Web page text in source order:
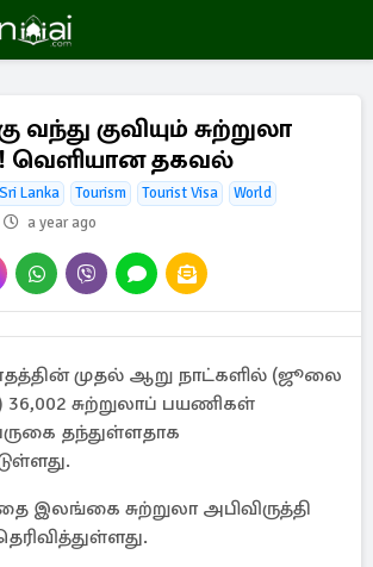
குவியும் சுற்றுலா
வெளியான தகவல்
Sri Lanka Tourism Tourist Visa
World
a year ago
முதல் ஆறு நாட்களில் (ஜூலை
சுற்றுலாப் பயணிகள்
தந்துள்ளதாக
இலங்கை சுற்றுலா அபிவிருத்தி